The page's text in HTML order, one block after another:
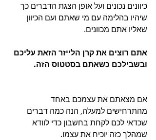
כיוונים נכונים ועל אופן הצגת הדברים כך
שיהיו בהלימה עם מי שאתם ועם הכיוון
שאליו אתם מכוונים.
אתם רוצים את קרן הלייזר הזאת עליכם
ובשבילכם כשאתם בסטטוס הזה.
אם מצאתם את עצמכם באחד
מהתרחישים למעלה, הנה כמה דברים
שכדאי לכם לקחת בחשבון כדי לוודא
שמהלך כזה יוכיח את עצמו.